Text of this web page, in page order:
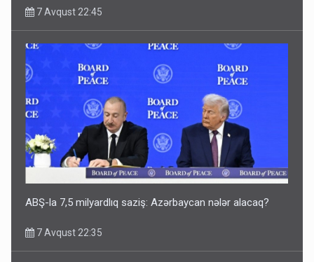
7 Avqust 22:45
ABŞ-la 7,5 milyardlıq saziş: Azərbaycan nələr alacaq?
7 Avqust 22:35